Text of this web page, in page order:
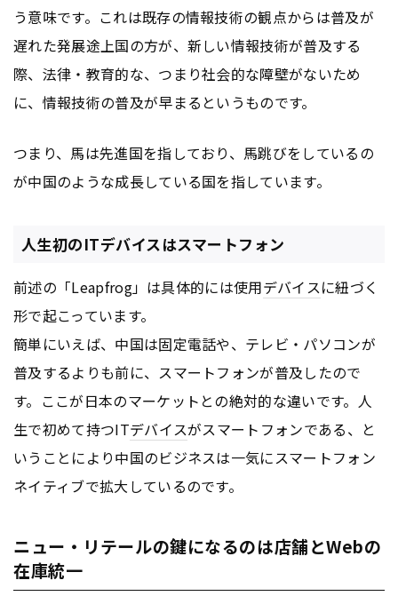
う意味です。これは既存の情報技術の観点からは普及が
遅れた発展途上国の方が、新しい情報技術が普及する
際、法律・教育的な、つまり社会的な障壁がないため
に、情報技術の普及が早まるというものです。
つまり、馬は先進国を指しており、馬跳びをしているの
が中国のような成長している国を指しています。
人生初のITデバイスはスマートフォン
前述の「Leapfrog」は具体的には使用デバイスに紐づく
形で起こっています。
簡単にいえば、中国は固定電話や、テレビ・パソコンが
普及するよりも前に、スマートフォンが普及したので
す。ここが日本のマーケットとの絶対的な違いです。人
生で初めて持つITデバイスがスマートフォンである、と
いうことにより中国のビジネスは一気にスマートフォン
ネイティブで拡大しているのです。
ニュー・リテールの鍵になるのは店舗とWebの
在庫統一